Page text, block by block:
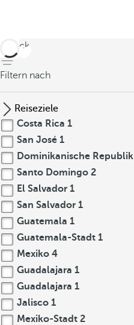
zurück
Filtern nach
Reiseziele
Costa Rica 1
San José 1
Dominikanische Republik
Santo Domingo 2
El Salvador 1
San Salvador 1
Guatemala 1
Guatemala-Stadt 1
Mexiko 4
Guadalajara 1
Guadalajara 1
Jalisco 1
Mexiko-Stadt 2